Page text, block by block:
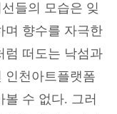
들의 모습은 잊
며 향수를 자극한
럼 떠도는 낙섬과
인천아트플랫폼
볼 수 없다. 그러